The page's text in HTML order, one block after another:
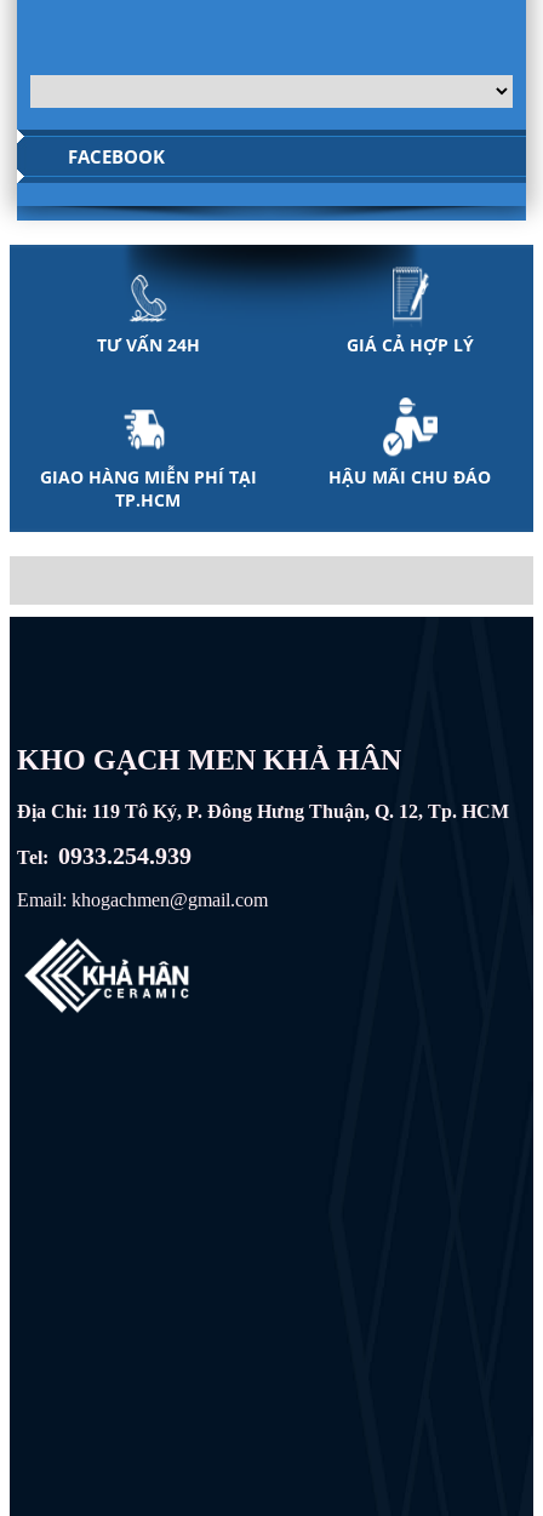
FACEBOOK
TƯ VẤN 24H GIÁ CẢ HỢP LÝ
GIAO HÀNG MIỄN PHÍ TẠI
TP.HCM
HẬU MÃI CHU ĐÁO
KHO GẠCH MEN KHẢ HÂN
Địa Chỉ: 119 Tô Ký, P. Đông Hưng Thuận, Q. 12, Tp. HCM
Tel:0933.254.939
Email: khogachmen@gmail.com